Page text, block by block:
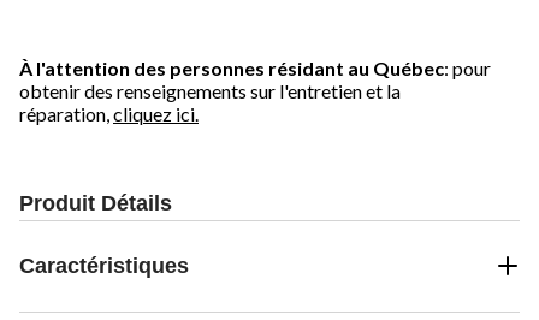
À l'attention des personnes résidant au Québec: pour
obtenir des renseignements sur l'entretien et la
réparation, cliquez ici.
Produit Détails
Caractéristiques